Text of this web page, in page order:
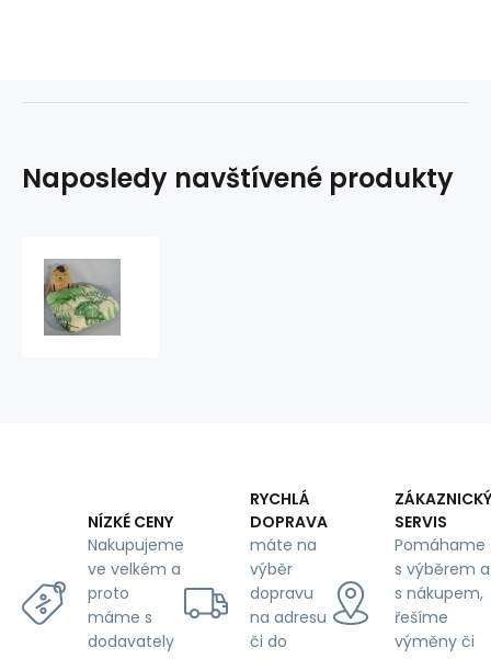
Naposledy navštívené produkty
NÍZKÉ CENY
Nakupujeme
ve velkém a
proto
máme s
dodavately
RYCHLÁ
DOPRAVA
máte na
výběr
dopravu
na adresu
či do
ZÁKAZNICKÝ
SERVIS
Pomáhame
s výběrem a
s nákupem,
řešíme
výměny či